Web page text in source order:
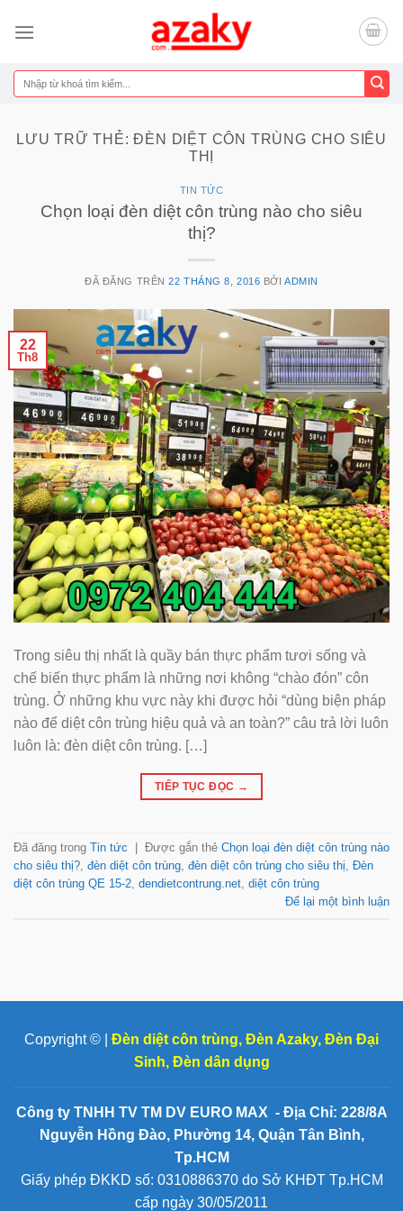
đến
dung
Tìm
kiếm:
LƯU TRỮ THẺ:ĐÈN DIỆT CÔN TRÙNG CHO SIÊU
THỊ
TIN TỨC
Chọn loại đèn diệt côn trùng nào cho siêu
thị?
ĐÃ ĐĂNG TRÊN22 THÁNG 8, 2016 BỞIADMIN
22
Th8
Trong siêu thị nhất là quầy bán thực phẩm tươi sống và
chế biến thực phẩm là những nơi không “chào đón” côn
trùng. Ở những khu vực này khi được hỏi “dùng biện pháp
nào để diệt côn trùng hiệu quả và an toàn?” câu trả lời luôn
luôn là: đèn diệt côn trùng. […]
TIẾP TỤC ĐỌC →
Đã đăng trong Tin tức Được gắn thẻ Chọn loại đèn diệt côn trùng nào
cho siêu thị?, đèn diệt côn trùng, đèn diệt côn trùng cho siêu thị, Đèn
diệt côn trùng QE 15-2, dendietcontrung.net, diệt côn trùng
Để lại một bình luận
Copyright © | Đèn diệt côn trùng, Đèn Azaky, Đèn Đại
Sinh, Đèn dân dụng
Công ty TNHH TV TM DV EURO MAX - Địa Chỉ: 228/8A
Nguyễn Hồng Đào, Phường 14, Quận Tân Bình,
Tp.HCM
Giấy phép ĐKKD số: 0310886370 do Sở KHĐT Tp.HCM
cấp ngày 30/05/2011